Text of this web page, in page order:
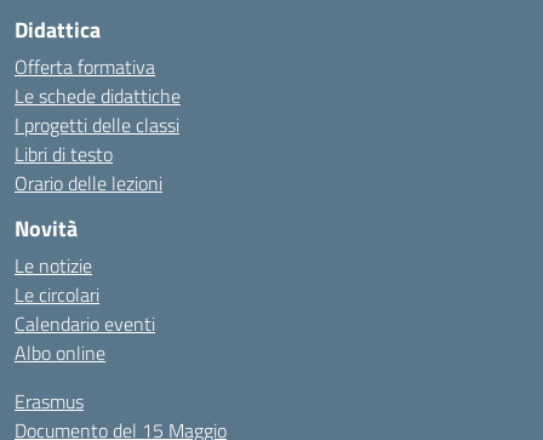
Didattica
Offerta formativa
Le schede didattiche
I progetti delle classi
Libri di testo
Orario delle lezioni
Novità
Le notizie
Le circolari
Calendario eventi
Albo online
Erasmus
Documento del 15 Maggio